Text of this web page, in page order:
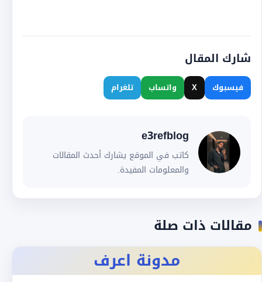
شارك المقال
فيسبوك X واتساب تلغرام
e3refblog
كاتب في الموقع يشارك أحدث المقالات
والمعلومات المفيدة.
مقالات ذات صلة
مدونة اعرف